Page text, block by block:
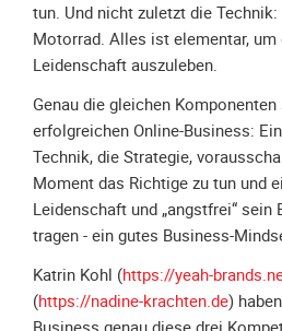
werden
Fördererdaten
ändern
Gewerbliche
Förderer
Flyer
+
Infokarte
auf
Motorradfahrer
tun. Und nicht zuletzt die
Motorrad. Alles ist elementar,
Leidenschaft auszuleben.
Genau die gleichen
erfolgreichen Online-Business:
Technik, die Strategie,
Moment das Richtige zu tun und
Leidenschaft und „angstfrei“ sein
tragen - ein gutes Business-
Katrin Kohl (https://yeah-
(https://nadine-krachten.de)
Business genau diese drei